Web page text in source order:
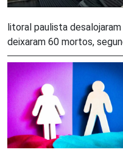
litoral paulista
deixaram 60 mortos,